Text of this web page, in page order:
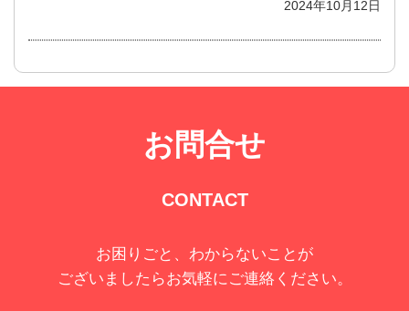
2024年10月12日
お問合せ
CONTACT
お困りごと、わからないことが
ございましたらお気軽にご連絡ください。